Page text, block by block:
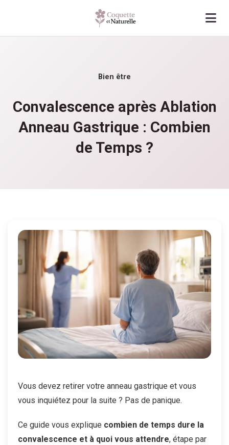
Bien être
Convalescence après Ablation
Anneau Gastrique : Combien
de Temps ?
Vous devez retirer votre anneau gastrique et vous
vous inquiétez pour la suite ? Pas de panique.
Ce guide vous explique combien de temps dure la
convalescence et à quoi vous attendre, étape par